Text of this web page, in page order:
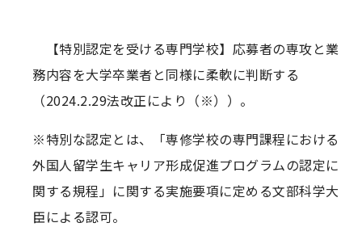
【特別認定を受ける専門学校】応募者の専攻と業
務内容を大学卒業者と同様に柔軟に判断する
（2024.2.29法改正により（※））。
※特別な認定とは、「専修学校の専門課程における
外国人留学生キャリア形成促進プログラムの認定に
関する規程」に関する実施要項に定める文部科学大
臣による認可。